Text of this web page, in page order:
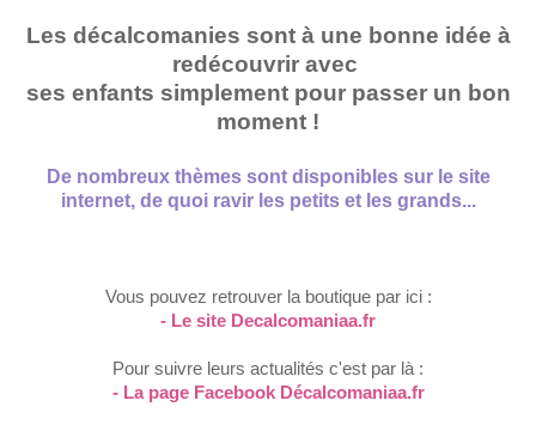
Les décalcomanies sont à une bonne idée à
redécouvrir avec
ses enfants simplement pour passerun bon
moment !
De nombreux thèmes sont disponibles sur le site
internet, de quoi ravir les petits et les grands...
Vous pouvez retrouver la boutique par ici :
- Le site Decalcomaniaa.fr
Pour suivre leurs actualités c'est par là :
- La page Facebook Décalcomaniaa.fr